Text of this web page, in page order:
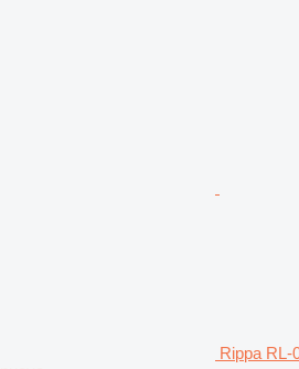
Rippa RL-